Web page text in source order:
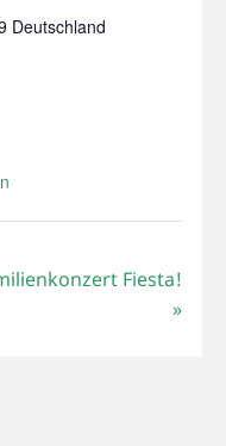
Deutschland
Fiesta!
»